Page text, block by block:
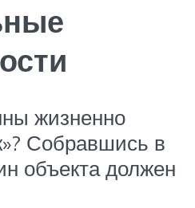
жизненно
Собравшись в
объекта должен